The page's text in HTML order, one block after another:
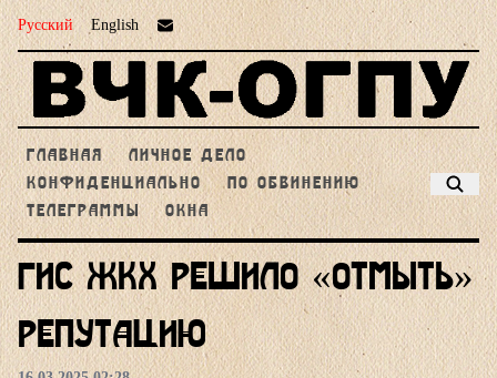
Русский English
ГЛАВНАЯ
ЛИЧНОЕ ДЕЛО
КОНФИДЕНЦИАЛЬНО
ПО ОБВИНЕНИЮ
ТЕЛЕГРАММЫ
ОКНА
ГИС ЖКХ решило «отмыть»
репутацию